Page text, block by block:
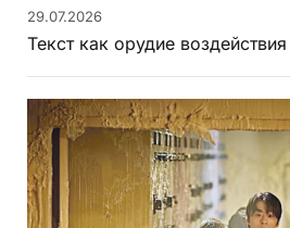
29.07.2026
Текст как орудие